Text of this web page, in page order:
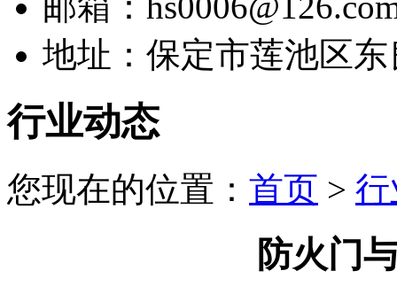
地址：保定市莲池区
行业动态
您现在的位置： 首页 >
防火门